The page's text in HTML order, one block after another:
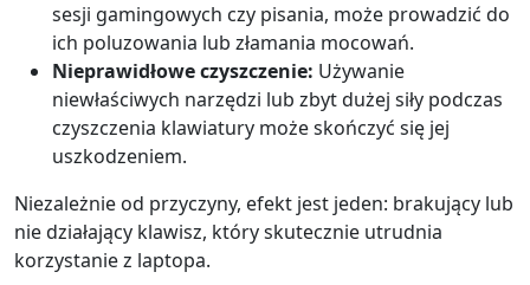
sesji gamingowych czy pisania, może prowadzić do
ich poluzowania lub złamania mocowań.
Nieprawidłowe czyszczenie: Używanie
niewłaściwych narzędzi lub zbyt dużej siły podczas
czyszczenia klawiatury może skończyć się jej
uszkodzeniem.
Niezależnie od przyczyny, efekt jest jeden: brakujący lub
nie działający klawisz, który skutecznie utrudnia
korzystanie z laptopa.